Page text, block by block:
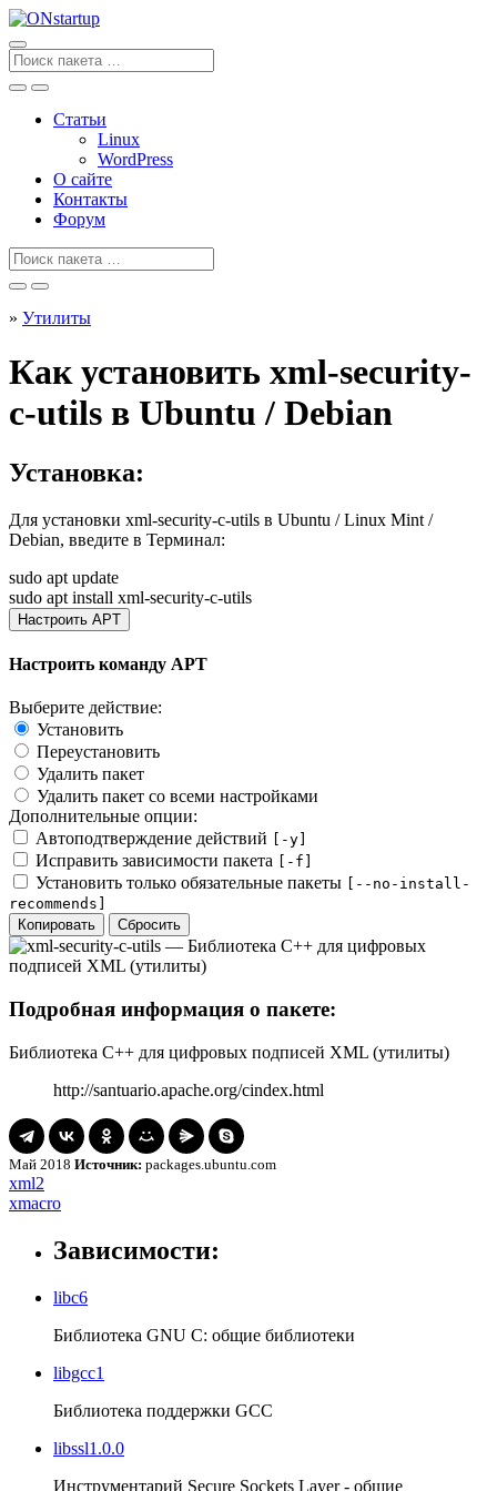
Перейти
к
содержанию
Поиск
для
Статьи
Linux
WordPress
О сайте
Контакты
Форум
Поиск
» Утилиты
Как установить xml-security-
c-utils в Ubuntu / Debian
Установка:
Для установки xml-security-c-utils в Ubuntu / Linux Mint /
Debian, введите в Терминал:
sudo apt update
sudo apt install xml-security-c-utils
Настроить APT
Настроить команду APT
Выберите действие:
Установить
Переустановить
Удалить пакет
Удалить пакет со всеми настройками
Дополнительные опции:
Автоподтверждение действий
[-y]
Исправить зависимости пакета [-f]
Установить только обязательные пакеты
[--no-install-
recommends]
Копировать
Сбросить
Подробная информация о пакете:
Библиотека C++ для цифровых подписей XML (утилиты)
http://santuario.apache.org/cindex.html
Май 2018 Источник: packages.ubuntu.com
Навигация
по
записям
xml2
xml2
xmacro
xmacro
Зависимости:
libc6
Библиотека GNU C: общие библиотеки
libgcc1
Библиотека поддержки GCC
libssl1.0.0
Инструментарий Secure Sockets Layer - общие